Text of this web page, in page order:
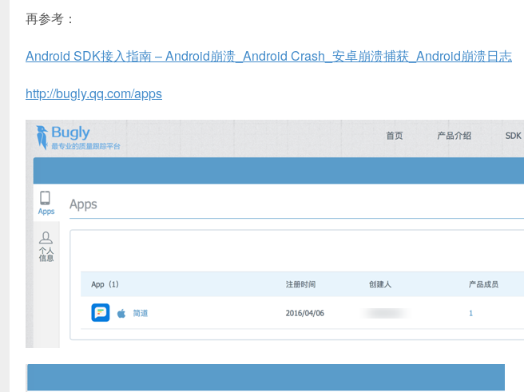
再参考：
Android SDK接入指南 – Android崩溃_Android Crash_安卓崩溃捕获_Android崩溃日志
http://bugly.qq.com/apps